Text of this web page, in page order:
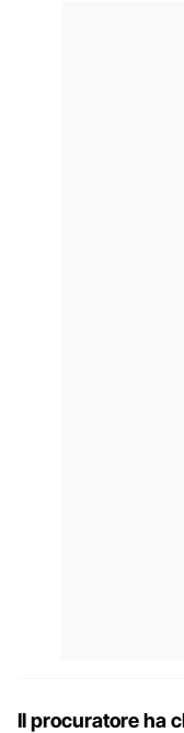
Il procuratore ha